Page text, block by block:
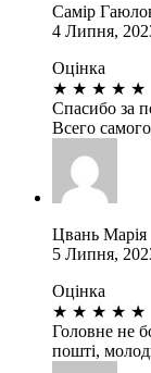
Самір
4 Липня,
Оцінка
★ ★ ★ ★ ★
Спасибо за
Всего
Цвань Марія
5 Липня,
Оцінка
★ ★ ★ ★ ★
Головне не
пошті,